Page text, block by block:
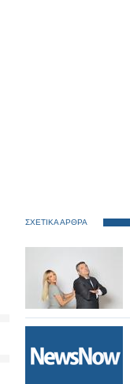
ΣΧΕΤΙΚΑ ΑΡΘΡΑ